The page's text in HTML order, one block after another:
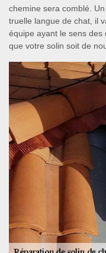
chemine sera comblé.
truelle langue de chat, il
équipe ayant le sens
que votre solin soit de